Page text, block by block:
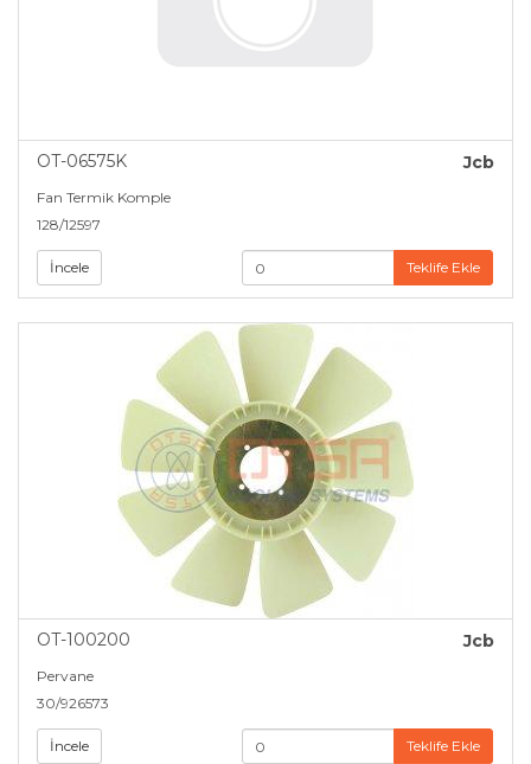
OT-06575K Jcb
Fan Termik Komple
128/12597
İncele Teklife Ekle
OT-100200 Jcb
Pervane
30/926573
İncele Teklife Ekle